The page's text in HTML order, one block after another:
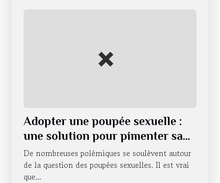
Adopter une poupée sexuelle :
une solution pour pimenter sa
vie sexuelle ?
De nombreuses polémiques se soulèvent autour
de la question des poupées sexuelles. Il est vrai
que...